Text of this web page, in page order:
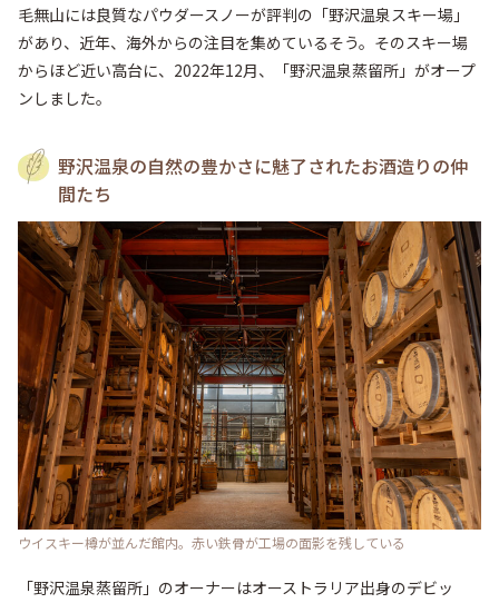
毛無山には良質なパウダースノーが評判の「野沢温泉スキー場」
があり、近年、海外からの注目を集めているそう。そのスキー場
からほど近い高台に、2022年12月、「野沢温泉蒸留所」がオープ
ンしました。
野沢温泉の自然の豊かさに魅了されたお酒造りの仲
間たち
ウイスキー樽が並んだ館内。赤い鉄骨が工場の面影を残している
「野沢温泉蒸留所」のオーナーはオーストラリア出身のデビッ